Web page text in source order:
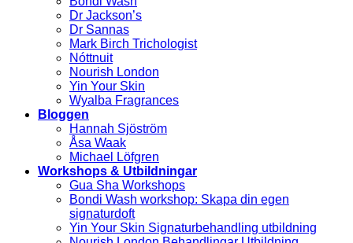
Dr Jackson’s
Dr Sannas
Mark Birch Trichologist
Nóttnuit
Nourish London
Yin Your Skin
Wyalba Fragrances
Bloggen
Hannah Sjöström
Åsa Waak
Michael Löfgren
Workshops & Utbildningar
Gua Sha Workshops
Bondi Wash workshop: Skapa din egen
signaturdoft
Yin Your Skin Signaturbehandling utbildning